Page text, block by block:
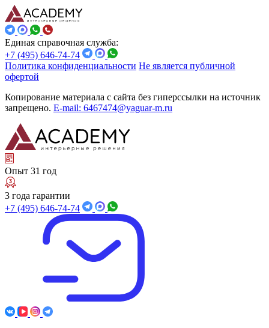
Единая справочная служба:
+7 (495) 646-74-74
Политика конфиденциальности Не является публичной
офертой
Копирование материала с сайта без гиперссылки на источник
запрещено. E-mail: 6467474@yaguar-m.ru
Опыт 31 год
3 года гарантии
+7 (495) 646-74-74